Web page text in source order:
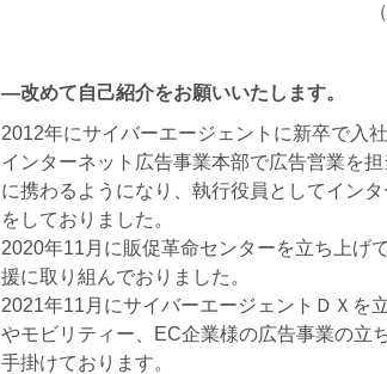
―改めて自己紹介をお願いいたします。
2012年にサイバーエージェントに新卒で入
インターネット広告事業本部で広告営業を
に携わるようになり、執行役員としてイン
をしておりました。
2020年11月に販促革命センターを立ち上げ
援に取り組んでおりました。
2021年11月にサイバーエージェントＤＸを
やモビリティー、EC企業様の広告事業の立
手掛けております。